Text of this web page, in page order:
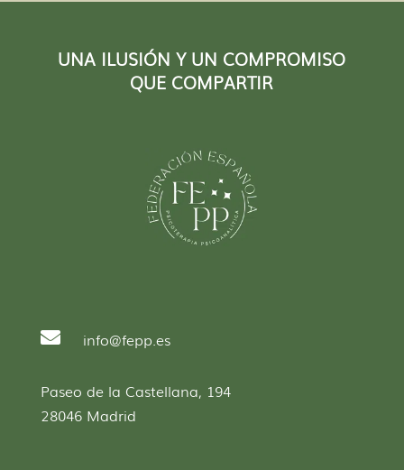
UNA ILUSIÓN Y UN COMPROMISO
QUE COMPARTIR
 info@fepp.es
Paseo de la Castellana, 194
28046 Madrid